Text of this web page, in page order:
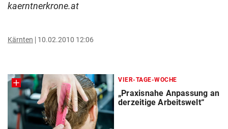
kaerntnerkrone.at
Kärnten 10.02.2010 12:06
VIER-TAGE-WOCHE
„Praxisnahe Anpassung an
derzeitige Arbeitswelt“